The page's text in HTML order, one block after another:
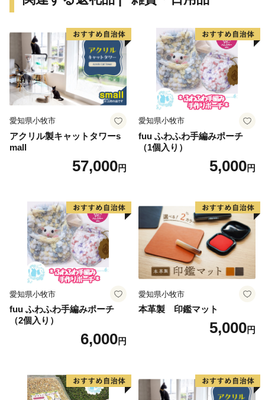
愛知県小牧市
アクリル製キャットタワーs
mall
57,000円
愛知県小牧市
fuu ふわふわ手編みポーチ
（1個入り）
5,000円
愛知県小牧市
fuu ふわふわ手編みポーチ
（2個入り）
6,000円
愛知県小牧市
本革製 印鑑マット
5,000円